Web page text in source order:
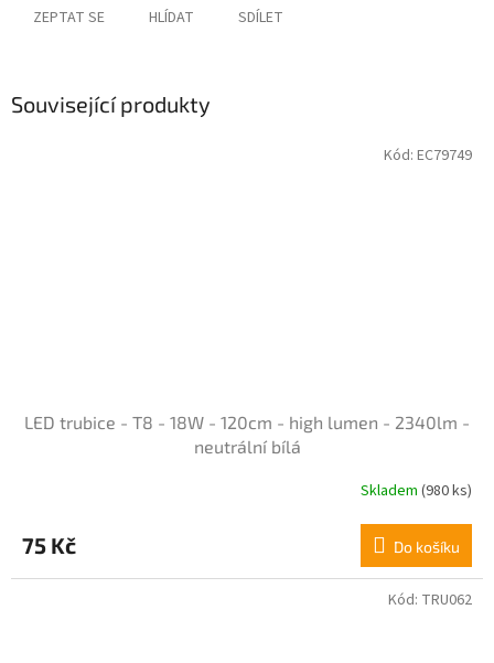
ZEPTAT SE HLÍDAT SDÍLET
Související produkty
LED trubice - T8 - 18W - 120cm - high lumen - 2340lm -
neutrální bílá
produktu
je
4,1
Skladem(980 ks)
75 Kč Do košíku
Kód: EC79749
Kód: TRU062